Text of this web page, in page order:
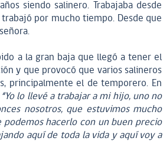
siendo salinero. Trabajaba desde
por mucho tiempo. Desde que
a la gran baja que llegó a tener el
y que provocó que varios salineros
principalmente el de temporero. En
“Yo lo llevé a trabajar a mi hijo, uno no
nosotros, que estuvimos mucho
podemos hacerlo con un buen precio
aquí de toda la vida y aquí voy a